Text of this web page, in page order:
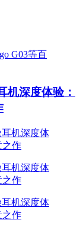
机深度体验：